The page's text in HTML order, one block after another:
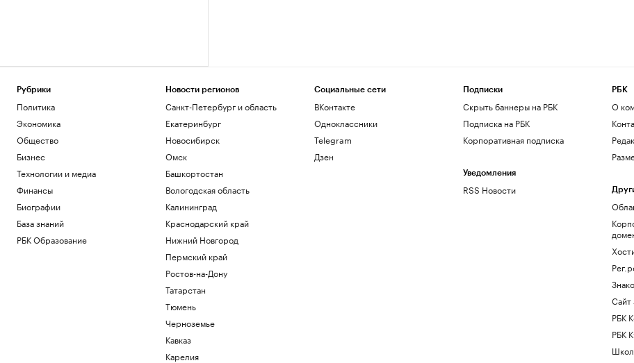
Рубрики
Политика
Экономика
Общество
Бизнес
Технологии и медиа
Финансы
Биографии
База знаний
РБК Образование
Новости регионов
Санкт-Петербург и область
Екатеринбург
Новосибирск
Омск
Башкортостан
Вологодская область
Калининград
Краснодарский край
Нижний Новгород
Пермский край
Ростов-на-Дону
Татарстан
Тюмень
Черноземье
Кавказ
Карелия
Социальные сети
ВКонтакте
Одноклассники
Telegram
Дзен
Подписки
Скрыть баннеры на РБК
Подписка на РБК
Корпоративная подписка
Уведомления
RSS Новости
РБК
О
Сайт
РБК
РБК